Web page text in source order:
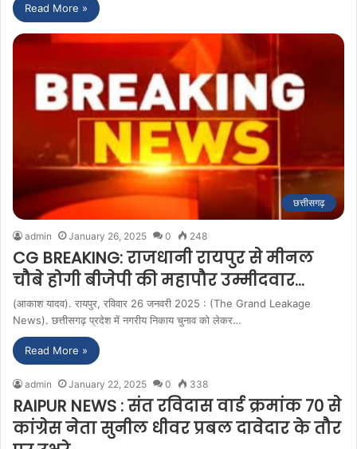
Read More »
छत्तीसगढ़
admin January 26, 2025 0 248
CG BREAKING: राजधानी रायपुर से मीनल
चौबे होगी बीजेपी की महापौर उम्मीदवार…
(आकाश यादव). रायपुर, रविवार 26 जनवरी 2025 : (The Grand Leakage
News). छत्तीसगढ़ प्रदेश में नगरीय निकाय चुनाव को लेकर…
Read More »
admin January 22, 2025 0 338
RAIPUR NEWS : संत रविदास वार्ड क्रमांक 70 से
कांग्रेस नेता सुनील धीवर प्रबल दावेदार के तौर